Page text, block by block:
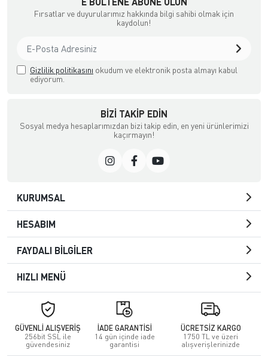
Fırsatlar ve duyurularımız hakkında bilgi sahibi olmak için
kaydolun!
Gizlilik politikasını okudum ve elektronik posta almayı kabul
ediyorum.
BIZI TAKIP EDIN
Sosyal medya hesaplarımızdan bizi takip edin, en yeni ürünlerimizi
kaçırmayın!
KURUMSAL
HESABIM
FAYDALI BİLGİLER
HIZLI MENÜ
GÜVENLİ ALIŞVERİŞ
256bit SSL ile
güvendesiniz
İADE GARANTİSİ
14 gün içinde iade
garantisi
ÜCRETSİZ KARGO
1750 TL ve üzeri
alışverişlerinizde